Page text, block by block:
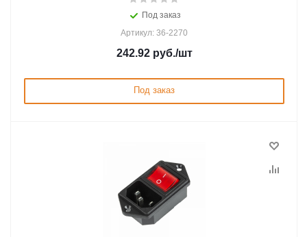
Под заказ
Артикул: 36-2270
242.92руб./шт
Под заказ